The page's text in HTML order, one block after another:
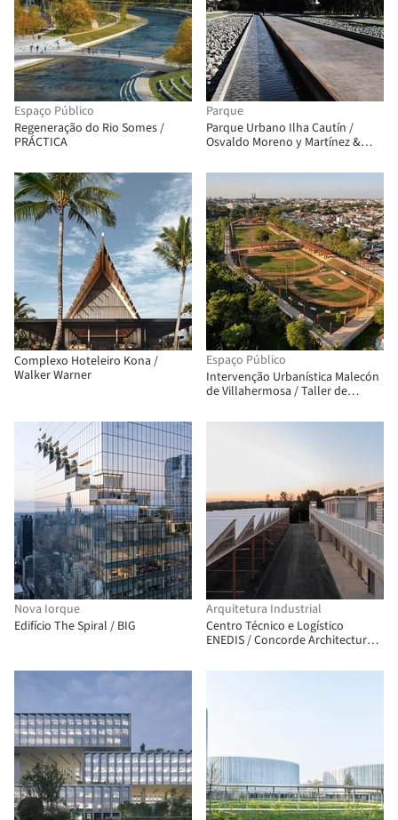
Espaço Público
Regeneração do Rio Somes /
PRÁCTICA
Parque
Parque Urbano Ilha Cautín /
Osvaldo Moreno y Martínez &
Complexo Hoteleiro Kona /
Walker Warner
Espaço Público
Intervenção Urbanística Malecón
de Villahermosa / Taller de
TaAU + Alejandro Castro
Nova Iorque
Edifício The Spiral / BIG
Arquitetura Industrial
Centro Técnico e Logístico
ENEDIS / Concorde Architecture